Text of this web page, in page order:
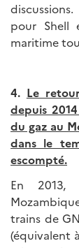
pour Shell
maritime
4. Le
depuis
du gaz au
dans le
escompté.
En 2013,
trains de
(équivalent